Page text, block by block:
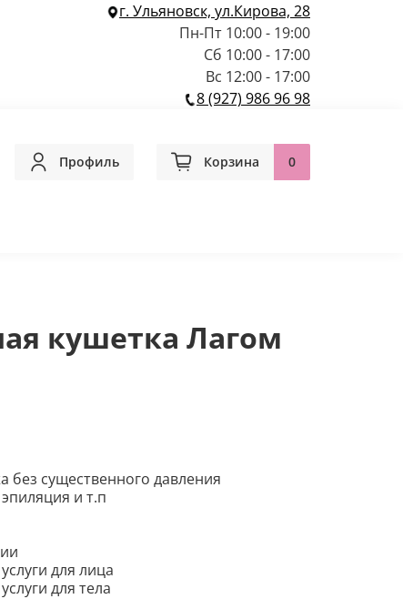
г. Ульяновск, ул.Кирова, 28
Пн-Пт 10:00 - 19:00
Сб 10:00 - 17:00
Вс 12:00 - 17:00
8 (927) 986 96 98
Профиль Корзина 0
кушетка Лагом
без существенного давления
и т.п
для лица
для тела